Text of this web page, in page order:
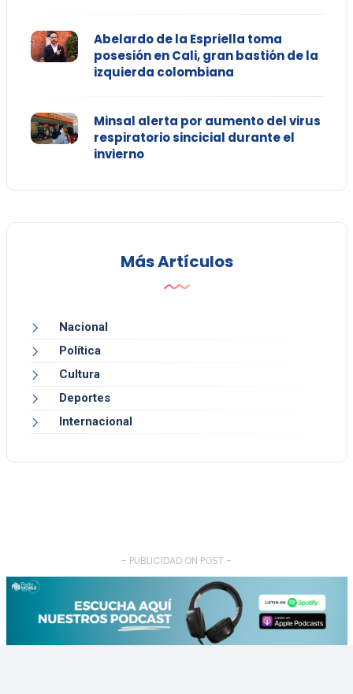
Abelardo de la Espriella toma
posesión en Cali, gran bastión de la
izquierda colombiana
Minsal alerta por aumento del virus
respiratorio sincicial durante el
invierno
Más Artículos
Nacional
Política
Cultura
Deportes
Internacional
- PUBLICIDAD ON POST -